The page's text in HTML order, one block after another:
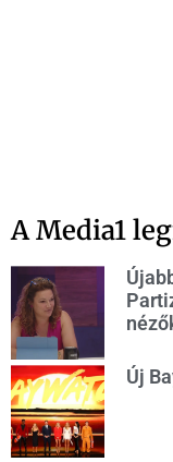
A Media1
Új